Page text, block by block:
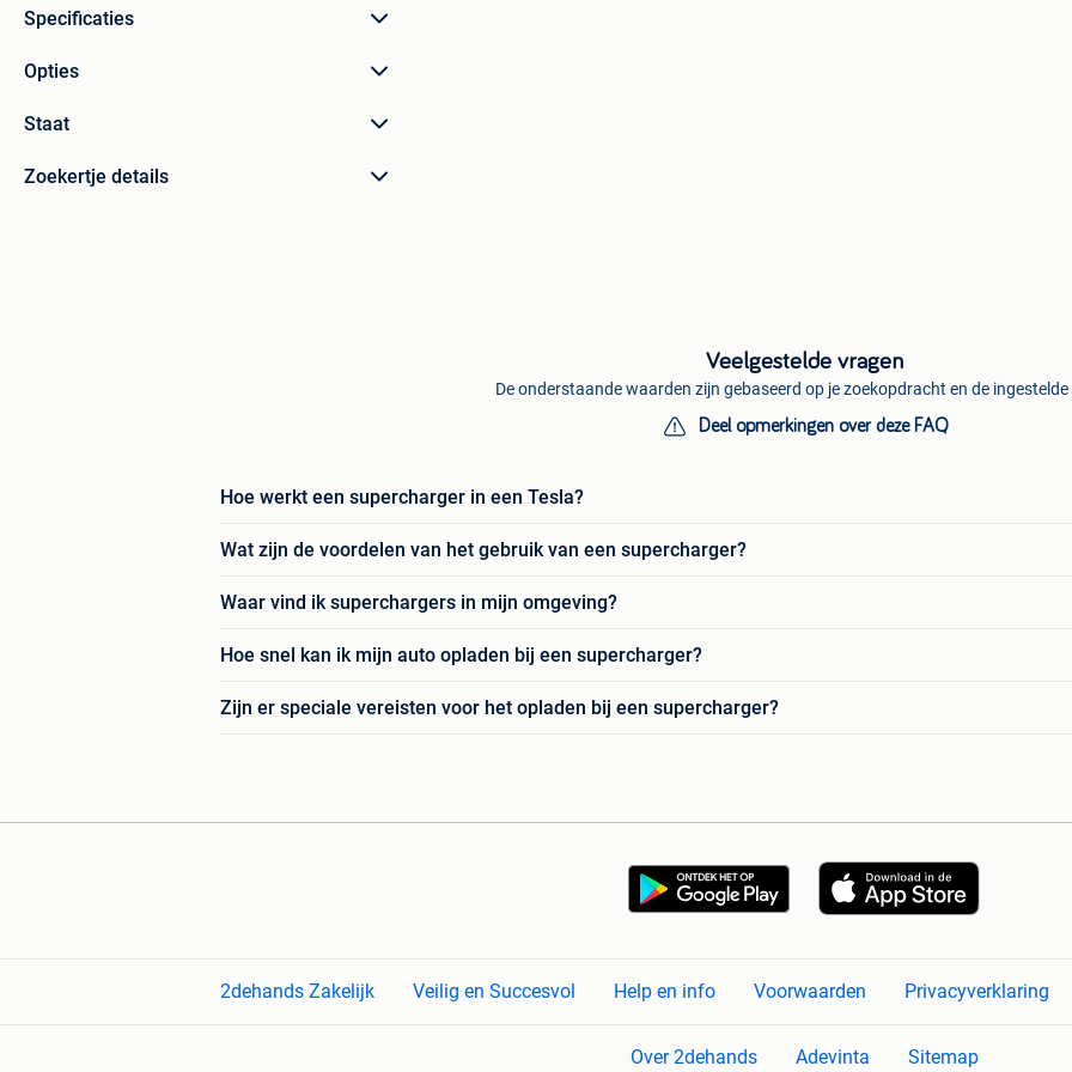
Specificaties
Opties
Staat
Zoekertje details
Veelgestelde vragen
De onderstaande waarden zijn gebaseerd op je zoekopdracht en de
Deel opmerkingen over deze FAQ
Hoe werkt een supercharger in een Tesla?
Wat zijn de voordelen van het gebruik van een supercharger?
Waar vind ik superchargers in mijn omgeving?
Hoe snel kan ik mijn auto opladen bij een supercharger?
Zijn er speciale vereisten voor het opladen bij een supercharger?
2dehands Zakelijk Veilig en Succesvol Help en info Voorwaarden Privacyverklaring
Over 2dehands Adevinta Sitemap